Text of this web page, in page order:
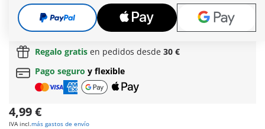
Baleares)
Envío gratis
a partir de 60 €(Península y Baleares) |
a partir de150 €
(Canarias, Ceuta y Melilla)
Regalo gratis en pedidos desde 30 €
Pago seguro y flexible
4,99 €
IVA incl.más gastos de envío